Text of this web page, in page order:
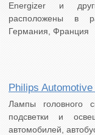
Energizer и
расположены в
Германия, Франция
Philips
Лампы головного
подсветки и
автомобилей,